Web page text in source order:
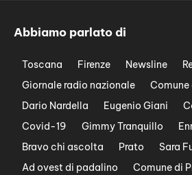
Abbiamo parlato di
Toscana Firenze Newsline
Giornale radio nazionale
Comune
Dario Nardella
Eugenio Giani
Covid-19
Gimmy Tranquillo
Bravo chi ascolta
Prato Sara
Ad ovest di padalino
Comune di